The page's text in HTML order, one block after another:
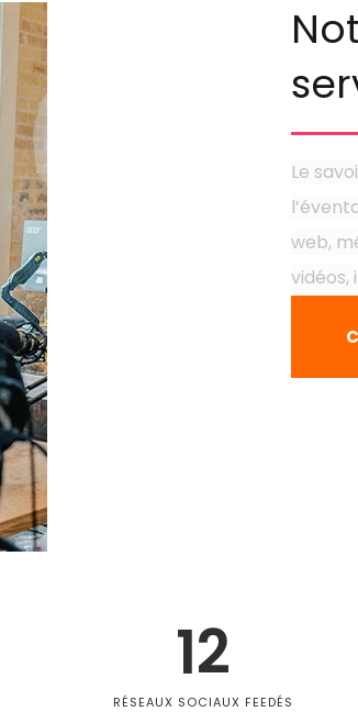
Le
web,
vidéos,
12
RÉSEAUX SOCIAUX FEEDÉS